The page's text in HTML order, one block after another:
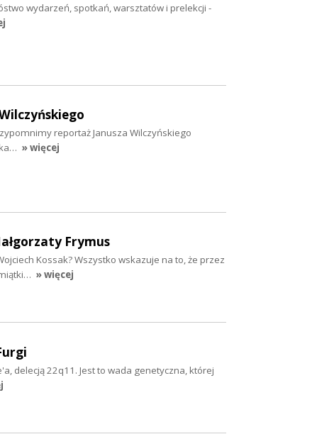
wydarzeń, spotkań, warsztatów i prelekcji -
reportaż Janusza Wilczyńskiego
» więcej
Frymus
Kossak? Wszystko wskazuje na to, że przez
» więcej
delecją 22q11. Jest to wada genetyczna, której